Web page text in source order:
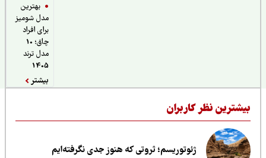
بهترین
مدل شومیز
برای افراد
چاق؛ 10
مدل ترند
نظر کاربران
ژئوتوریسم؛ ثروتی که هنوز جدی نگرفته‌ایم